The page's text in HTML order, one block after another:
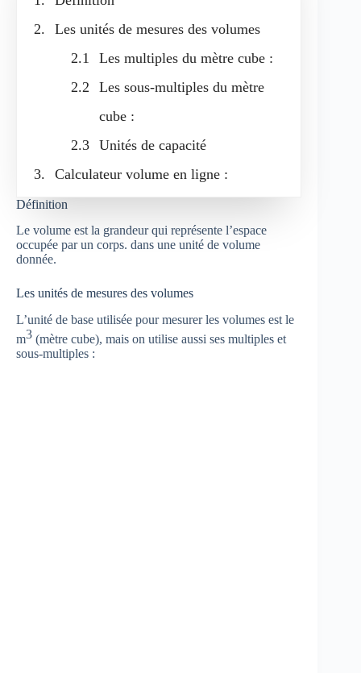
Les unités de mesures des volumes
Les multiples du mètre cube :
Les sous-multiples du mètre
cube :
Unités de capacité
Calculateur volume en ligne :
Définition
Le volume est la grandeur qui représente l’espace
occupée par un corps. dans une unité de volume
donnée.
Les unités de mesures des volumes
L’unité de base utilisée pour mesurer les volumes est le
m3 (mètre cube), mais on utilise aussi ses multiples et
sous-multiples :